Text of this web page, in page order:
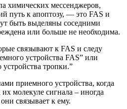
химических мессенджеров,
путь к апоптозу, — это FAS и
быть выделяны соседними
или больше не необходима.
связывают к FAS и следу
устройства FAS” или
тропки.”
приемного устройства, когда
молекуле сигнала – иногда
связывает к ему.